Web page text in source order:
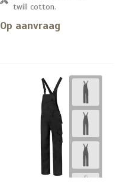
twill cotton.
Op aanvraag